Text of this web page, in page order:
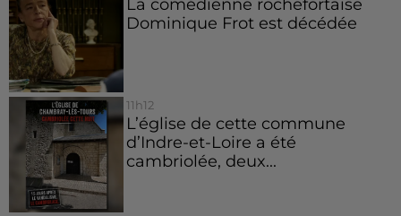
La comédienne rochefortaise
Dominique Frot est décédée
11h12
L’église de cette commune
d’Indre-et-Loire a été
cambriolée, deux...